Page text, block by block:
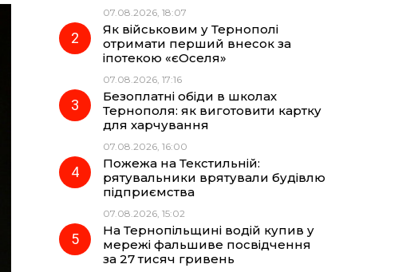
07.08.2026, 18:07
Як військовим у Тернополі
отримати перший внесок за
іпотекою «єОселя»
07.08.2026, 17:16
Безоплатні обіди в школах
Тернополя: як виготовити картку
для харчування
07.08.2026, 16:00
Пожежа на Текстильній:
рятувальники врятували будівлю
підприємства
07.08.2026, 15:02
На Тернопільщині водій купив у
мережі фальшиве посвідчення
за 27 тисяч гривень